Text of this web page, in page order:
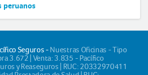
peruanos
Seguros - Nuestras Oficinas - Tipo
3.672 | Venta: 3.835 - Pacífico
y Reaseguros | RUC: 20332970411